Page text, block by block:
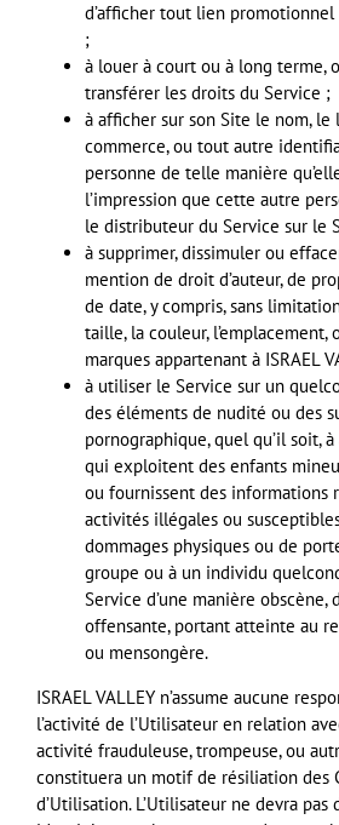
d’afficher tout lien promotionnel
;
à louer à court ou à long terme,
transférer les droits du Service ;
à afficher sur son Site le nom, le
commerce, ou tout autre
personne de telle manière
l’impression que cette autre
le distributeur du Service sur le
à supprimer, dissimuler ou
mention de droit d’auteur, de
de date, y compris, sans
taille, la couleur, l’emplacement,
marques appartenant à ISRAEL
à utiliser le Service sur un
des éléments de nudité ou des
pornographique, quel qu’il soit,
qui exploitent des enfants
ou fournissent des informations
activités illégales ou
dommages physiques ou de
groupe ou à un individu
Service d’une manière obscène,
offensante, portant atteinte au
ou mensongère.
ISRAEL VALLEY n’assume aucune
l’activité de l’Utilisateur en relation
activité frauduleuse, trompeuse, ou
constituera un motif de résiliation des
d’Utilisation. L’Utilisateur ne devra pas